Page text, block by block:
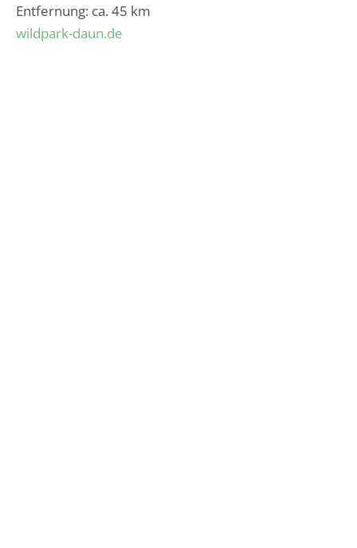
Entfernung: ca. 45 km
wildpark-daun.de